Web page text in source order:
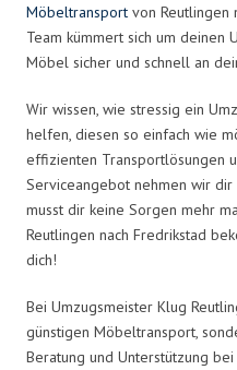
Möbeltransport von Reutlingen
Team kümmert sich um deinen
Möbel sicher und schnell an
Wir wissen, wie stressig ein
helfen, diesen so einfach wie
effizienten Transportlösungen
Serviceangebot nehmen wir
musst dir keine Sorgen mehr
Reutlingen nach Fredrikstad
dich!
Bei Umzugsmeister Klug
günstigen Möbeltransport,
Beratung und Unterstützung